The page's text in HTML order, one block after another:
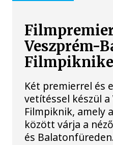
Veszprém-
Két premierrel és
vetítéssel készül
Filmpiknik, amely
között várja a
és